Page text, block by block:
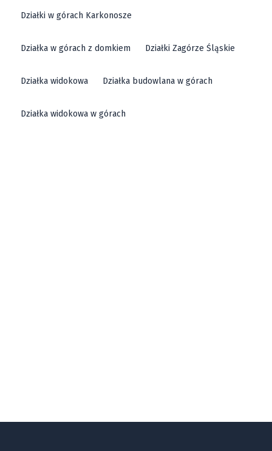
Działki w górach Karkonosze
Działka w górach z domkiem Działki Zagórze Śląskie
Działka widokowa Działka budowlana w górach
Działka widokowa w górach